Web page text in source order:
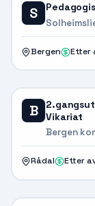
S
Bergen Etter
B
Vikariat
Bergen
Rådal Etter